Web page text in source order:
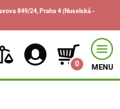
849/24, Praha 4 (Nuselská -
0 MENU